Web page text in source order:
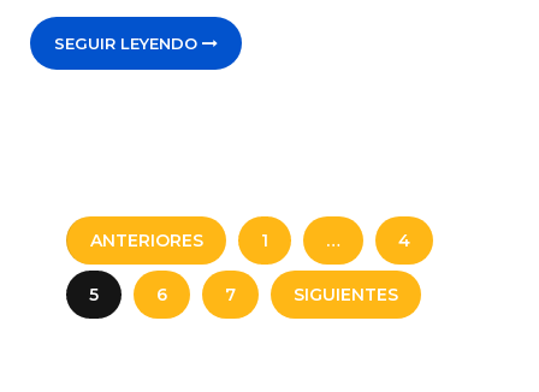
SEGUIR LEYENDO
ANTERIORES 1 … 4
5 6 7 SIGUIENTES